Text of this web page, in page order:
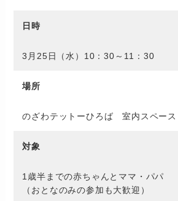
日時
3月25日（水）10：30～11：30
場所
のざわテットーひろば 室内スペース
対象
1歳半までの赤ちゃんとママ・パパ
（おとなのみの参加も大歓迎）